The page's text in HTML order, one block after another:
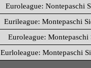
Euroleague: Nontepaschi
Eurileague: Montepaschi
Euroleague:
Eurloleague: Montepaschi